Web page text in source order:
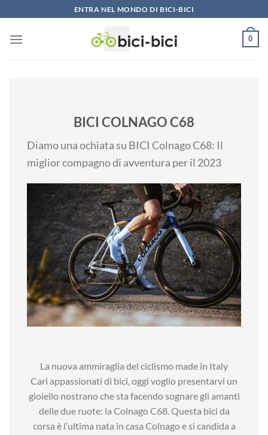
al
contenuto
ENTRA NEL MONDO DI BICI-BICI
0
BICI COLNAGO C68
Diamo una ochiata su BICI Colnago C68: Il
miglior compagno di avventura per il 2023
La nuova ammiraglia del ciclismo made in Italy
Cari appassionati di bici, oggi voglio presentarvi un
gioiello nostrano che sta facendo sognare gli amanti
delle due ruote: la Colnago C68. Questa bici da
corsa è l’ultima nata in casa Colnago e si candida a